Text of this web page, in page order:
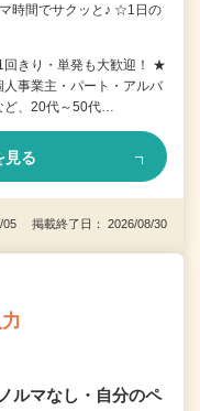
時間でサクッと♪ ☆1日の
回きり・単発も大歓迎！ ★
事業主・パート・アルバ
、20代～50代…
見る
05 掲載終了日： 2026/08/30
ルマなし・自分のペ